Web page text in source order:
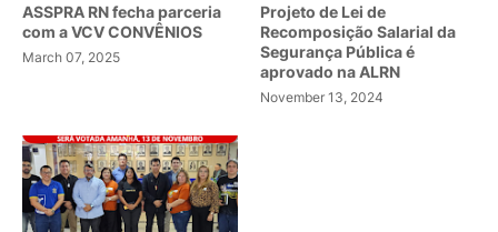
ASSPRA RN fecha parceria
com a VCV CONVÊNIOS
March 07, 2025
Projeto de Lei de
Recomposição Salarial da
Segurança Pública é
aprovado na ALRN
November 13, 2024